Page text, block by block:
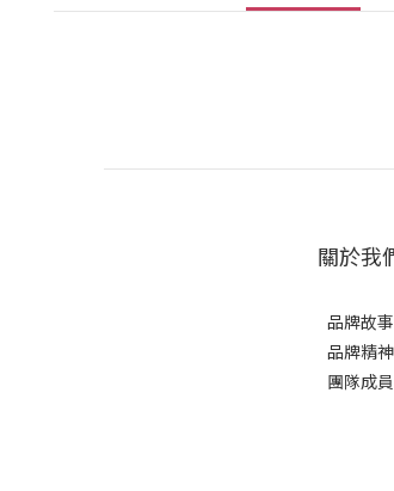
關於我
品牌故事
品牌精神
團隊成員